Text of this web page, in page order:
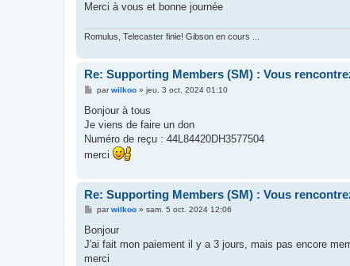
Merci à vous et bonne journée
Romulus, Telecaster finie! Gibson en cours ...
Re: Supporting Members (SM) : Vous
M
s
a
g
parwilkoo» jeu. 3 oct. 2024 01:10
Bonjour à tous
Je viens de faire un don
Numéro de reçu : 44L84420DH3577504
merci
Re: Supporting Members (SM) : Vous
M
s
a
g
parwilkoo» sam. 5 oct. 2024 12:06
Bonjour
J'ai fait mon paiement il y a 3 jours, mais pas encore
merci